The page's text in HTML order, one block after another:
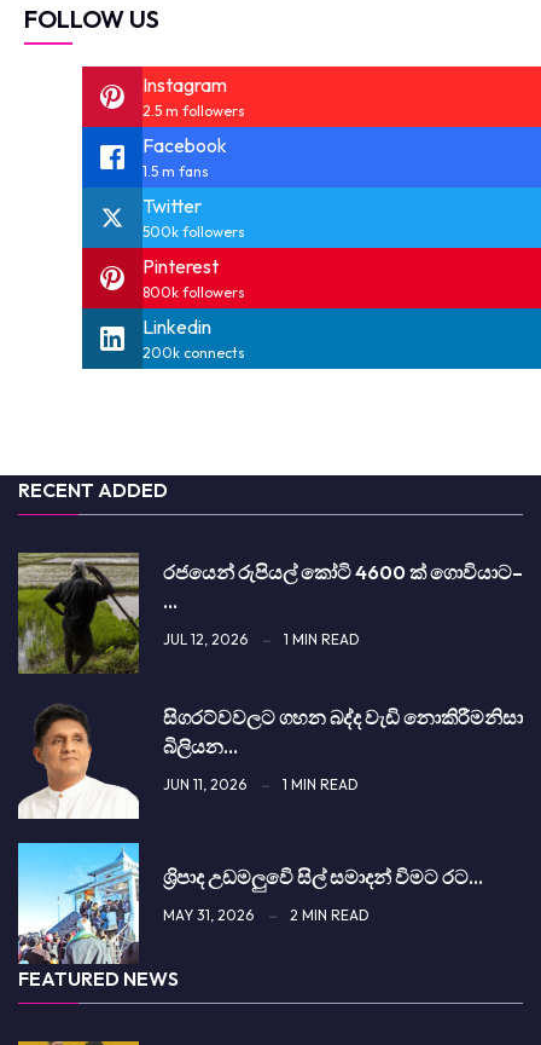
FOLLOW US
Instagram
2.5 m followers
Facebook
1.5 m fans
Twitter
500k followers
Pinterest
800k followers
Linkedin
200k connects
RECENT ADDED
රජයෙන් රුපියල් කෝටි 4600 ක් ගොවියාට–
…
JUL 12, 2026 1 MIN READ
සිග­රට්වවලට ගහන බද්ද වැඩි නොකි­රී­මනිසා
බිලි­යන…
JUN 11, 2026 1 MIN READ
ශ්‍රිපාද උඩමලුවෙි සිල් සමාදන් විමට රට…
MAY 31, 2026 2 MIN READ
FEATURED NEWS